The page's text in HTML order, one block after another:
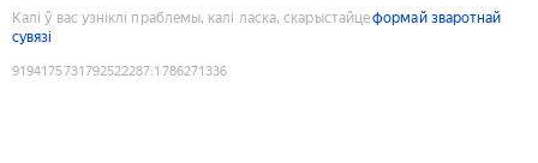
Калі ў вас узніклі праблемы, калі ласка, скарыстайцеформай зваротнай
сувязі
9194175731792522287:1786271336